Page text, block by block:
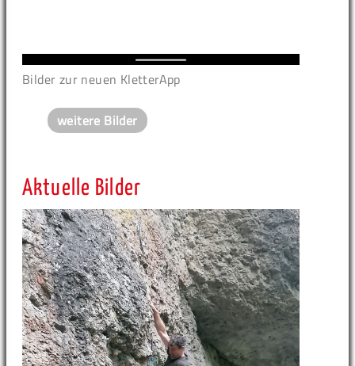
Bilder zur neuen KletterApp
weitere Bilder
Aktuelle Bilder